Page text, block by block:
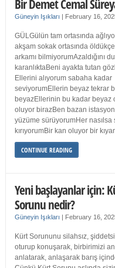
Bir Demet Cemal
Güneyin Işıkları | February 16,
GÜLGülün tam ortasında
akşam sokak ortasında
arkamı bilmiyorumAzaldığını
karanlıktaBeni ayakta tutan
Ellerini alıyorum sabaha kadar
seviyorumEllerin beyaz tekrar
beyazEllerinin bu kadar beyaz
oluyor birazBen bazan
yüzüme sürüyorumHer nasılsa
kırıyorumBir kan oluyor bir
CONTINUE READING
Yeni başlayanlar için:
Sorunu nedir?
Güneyin Işıkları | February 16,
Kürt Sorununu silahsız,
oturup konuşarak, birbirimizi
anlatarak, anlaşarak barış